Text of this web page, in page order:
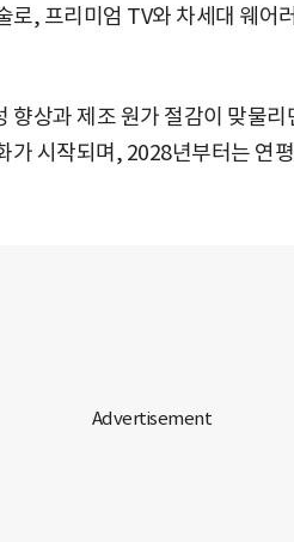
로, 프리미엄 TV와 차세대 웨어
향상과 제조 원가 절감이 맞물
가 시작되며, 2028년부터는 연